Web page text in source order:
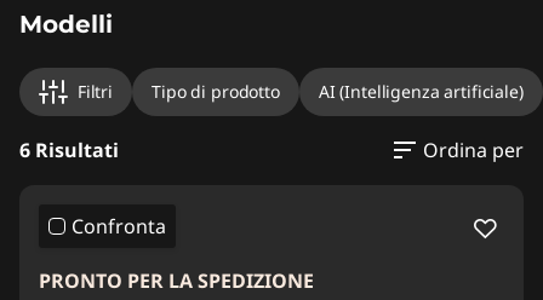
Modelli
Filtri Tipo di prodotto AI (Intelligenza artificiale)
6 Risultati Ordina per
Confronta
PRONTO PER LA SPEDIZIONE